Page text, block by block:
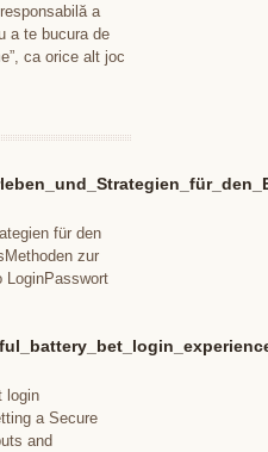
a
a te bucura de
ca orice alt joc
für den
zur
LoginPasswort
login
a Secure
and